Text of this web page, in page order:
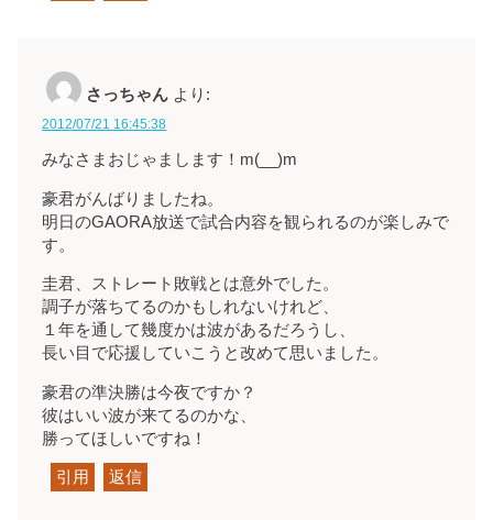
さっちゃん より:
2012/07/21 16:45:38
みなさまおじゃまします！m(__)m
豪君がんばりましたね。
明日のGAORA放送で試合内容を観られるのが楽しみで
す。
圭君、ストレート敗戦とは意外でした。
調子が落ちてるのかもしれないけれど、
１年を通して幾度かは波があるだろうし、
長い目で応援していこうと改めて思いました。
豪君の準決勝は今夜ですか？
彼はいい波が来てるのかな、
勝ってほしいですね！
引用 返信